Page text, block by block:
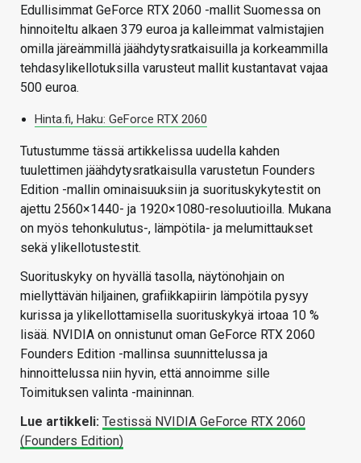
Edullisimmat GeForce RTX 2060 -mallit Suomessa on
hinnoiteltu alkaen 379 euroa ja kalleimmat valmistajien
omilla järeämmillä jäähdytysratkaisuilla ja korkeammilla
tehdasylikellotuksilla varusteut mallit kustantavat vajaa
500 euroa.
Hinta.fi, Haku: GeForce RTX 2060
Tutustumme tässä artikkelissa uudella kahden
tuulettimen jäähdytysratkaisulla varustetun Founders
Edition -mallin ominaisuuksiin ja suorituskykytestit on
ajettu 2560×1440- ja 1920×1080-resoluutioilla. Mukana
on myös tehonkulutus-, lämpötila- ja melumittaukset
sekä ylikellotustestit.
Suorituskyky on hyvällä tasolla, näytönohjain on
miellyttävän hiljainen, grafiikkapiirin lämpötila pysyy
kurissa ja ylikellottamisella suorituskykyä irtoaa 10 %
lisää. NVIDIA on onnistunut oman GeForce RTX 2060
Founders Edition -mallinsa suunnittelussa ja
hinnoittelussa niin hyvin, että annoimme sille
Toimituksen valinta -maininnan.
Lue artikkeli: Testissä NVIDIA GeForce RTX 2060
(Founders Edition)